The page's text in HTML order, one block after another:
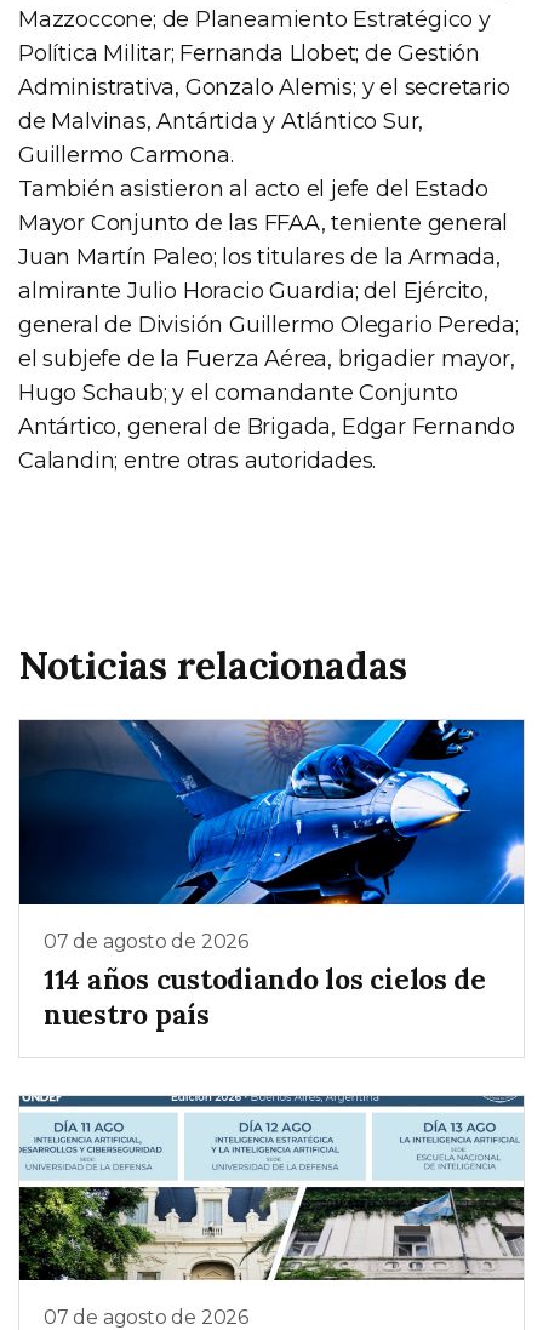
Mazzoccone; de Planeamiento Estratégico y
Política Militar; Fernanda Llobet; de Gestión
Administrativa, Gonzalo Alemis; y el secretario
de Malvinas, Antártida y Atlántico Sur,
Guillermo Carmona.
También asistieron al acto el jefe del Estado
Mayor Conjunto de las FFAA, teniente general
Juan Martín Paleo; los titulares de la Armada,
almirante Julio Horacio Guardia; del Ejército,
general de División Guillermo Olegario Pereda;
el subjefe de la Fuerza Aérea, brigadier mayor,
Hugo Schaub; y el comandante Conjunto
Antártico, general de Brigada, Edgar Fernando
Calandin; entre otras autoridades.
Noticias relacionadas
07 de agosto de 2026
114 años custodiando los cielos de
nuestro país
07 de agosto de 2026